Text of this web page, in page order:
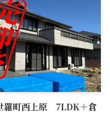
羅町西上原 7LDK＋倉